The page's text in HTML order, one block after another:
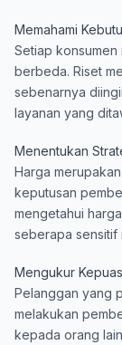
Memahami
Setiap
berbeda. Riset
sebenarnya
layanan yang
Menentukan
Harga
keputusan
mengetahui
seberapa sensitif
Mengukur
Pelanggan yang
melakukan
kepada orang